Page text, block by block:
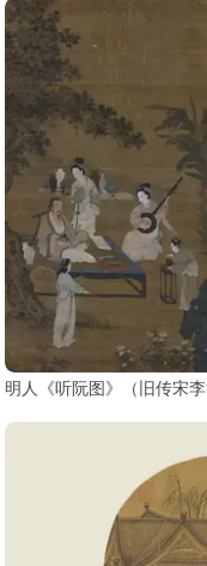
明人《听阮图》（旧传宋